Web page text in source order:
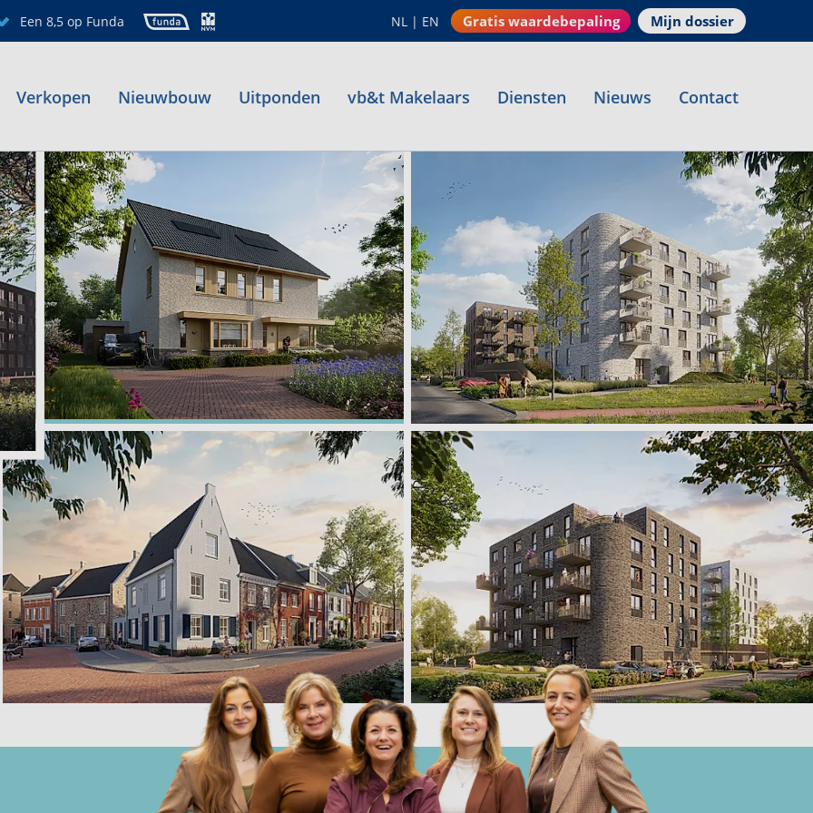
Een 8,5 op Funda NL | EN Gratis waardebepaling Mijn dossier
Verkopen Nieuwbouw Uitponden vb&t Makelaars Diensten Nieuws Contact
de Klokkengietery, Aarle-Rixtel
€ 375.000,- tot € 625.000,-
te koop
Parc Ruysbroeck, Helmond
te koop
Veste Ville, Helmond
€ 445.900,- tot € 679.900,-
Parc Ruysbroeck, Helmond
€ 237.500,- tot € 435.000,-
te koop